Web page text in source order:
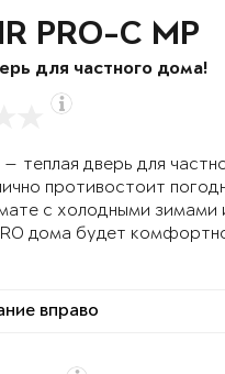
PRO-C MP
для частного дома!
— теплая дверь для
противостоит
с холодными зимами
дома будет